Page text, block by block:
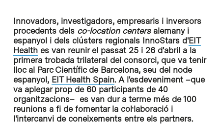
Innovadors, investigadors, empresaris i inversors
procedents dels co-location centersalemany i
espanyol i dels clústers regionals InnoStars d'EIT
Healthes van reunir el passat 25 i 26 d'abril a la
primera trobada trilateral del consorci, que va tenir
lloc al Parc Científic de Barcelona, seu del node
espanyol, EIT Health Spain. A l'esdeveniment –que
va aplegar prop de 60 participants de 40
organitzacions– es van dur a terme més de 100
reunions a fi de fomentar la col·laboració i
l'intercanvi de coneixements entre els partners.